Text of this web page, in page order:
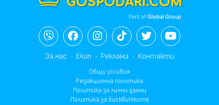
Part ofGlobal Group
За нас Екип Реклама Контакти
Общи условия
Редакционна политика
Политика за лични данни
Политика за бисквитките